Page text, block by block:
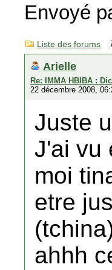
Envoyé
Liste des forums
Arielle
Re: IMMA HBIBA :
22 décembre 2008,
Juste
J'ai vu
moi
etre
ahhh